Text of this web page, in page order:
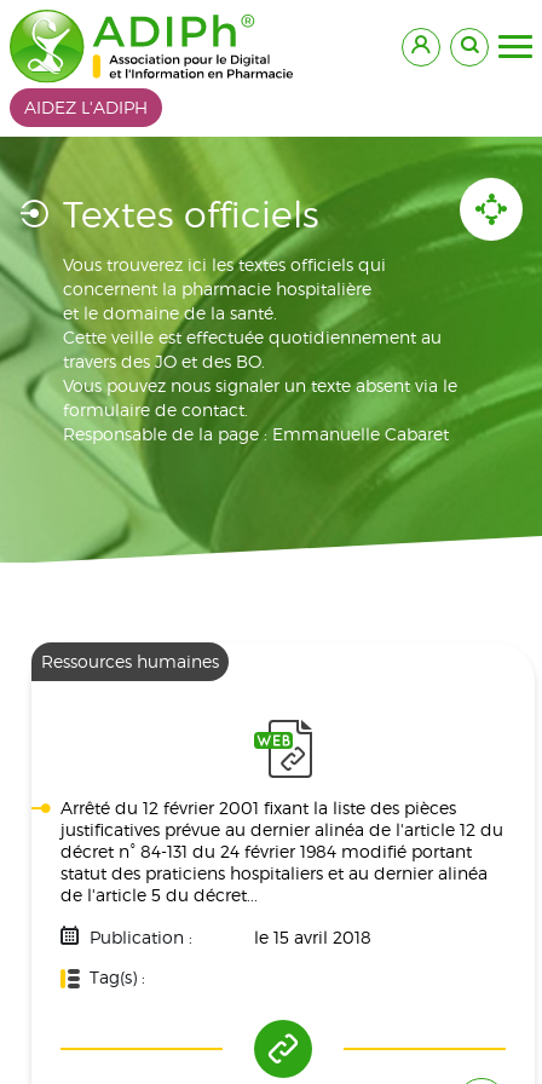
AIDEZ L'ADIPH
Textes officiels
Vous trouverez ici les textes officiels qui
concernent la pharmacie hospitalière
et le domaine de la santé.
Cette veille est effectuée quotidiennement au
travers des JO et des BO.
Vous pouvez nous signaler un texte absent via le
formulaire de contact.
Responsable de la page : Emmanuelle Cabaret
Ressources humaines
Arrêté du 12 février 2001 fixant la liste des pièces
justificatives prévue au dernier alinéa de l'article 12 du
décret n° 84-131 du 24 février 1984 modifié portant
statut des praticiens hospitaliers et au dernier alinéa
de l'article 5 du décret...
Publication :
le 15 avril 2018
Tag(s) :